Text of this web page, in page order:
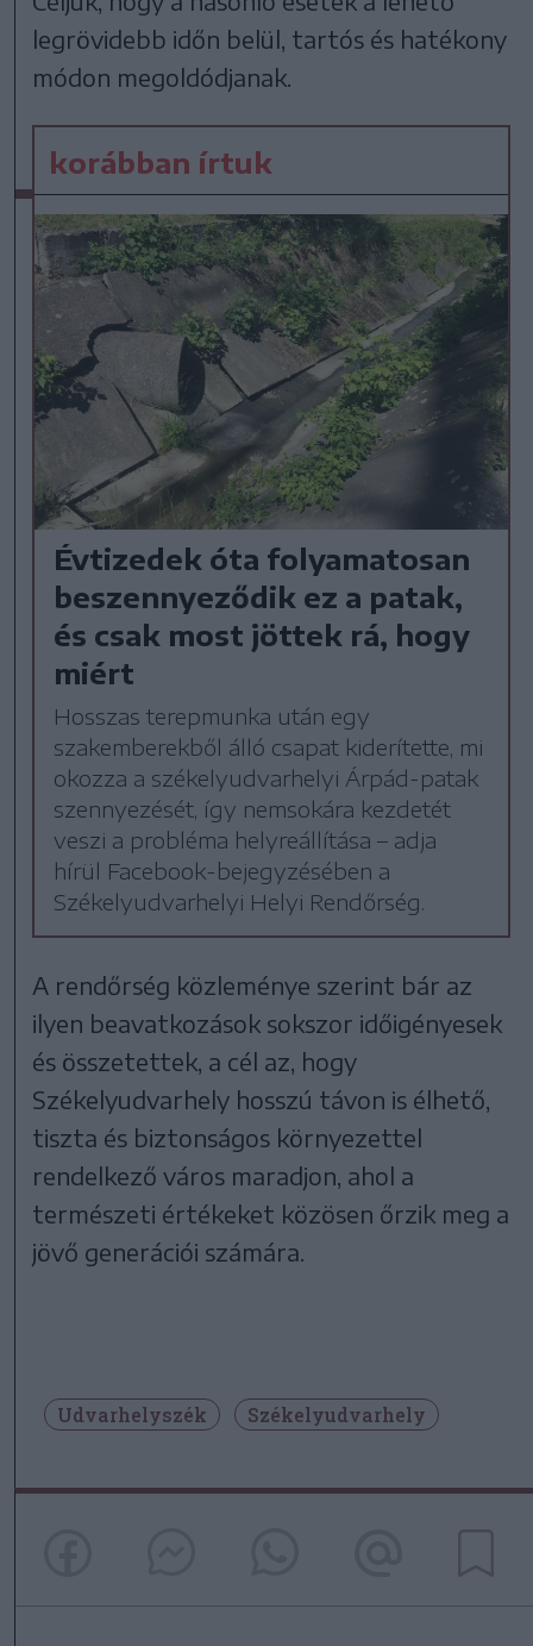
legrövidebb időn belül, tartós és hatékony
módon megoldódjanak.
korábban írtuk
Évtizedek óta folyamatosan
beszennyeződik ez a patak,
és csak most jöttek rá, hogy
miért
Hosszas terepmunka után egy
szakemberekből álló csapat kiderítette, mi
okozza a székelyudvarhelyi Árpád-patak
szennyezését, így nemsokára kezdetét
veszi a probléma helyreállítása – adja
hírül Facebook-bejegyzésében a
Székelyudvarhelyi Helyi Rendőrség.
A rendőrség közleménye szerint bár az
ilyen beavatkozások sokszor időigényesek
és összetettek, a cél az, hogy
Székelyudvarhely hosszú távon is élhető,
tiszta és biztonságos környezettel
rendelkező város maradjon, ahol a
természeti értékeket közösen őrzik meg a
jövő generációi számára.
Udvarhelyszék Székelyudvarhely